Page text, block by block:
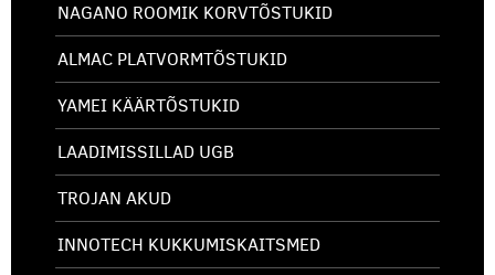
NAGANO ROOMIK KORVTÕSTUKID
ALMAC PLATVORMTÕSTUKID
YAMEI KÄÄRTÕSTUKID
LAADIMISSILLAD UGB
TROJAN AKUD
INNOTECH KUKKUMISKAITSMED